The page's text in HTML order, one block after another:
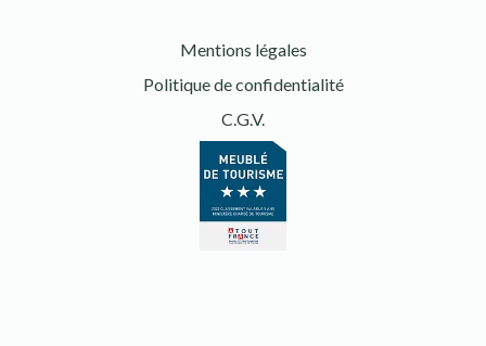
Mentions légales
Politique de confidentialité
C.G.V.